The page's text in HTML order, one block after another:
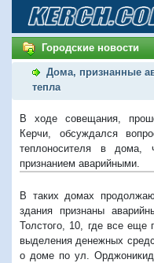
Городские новости
Дома, признанные
тепла
В ходе совещания,
Керчи, обсуждался
теплоносителя в дома,
признанием аварийными.
В таких домах
здания признаны
Толстого, 10, где все
выделения денежных
о доме по ул.